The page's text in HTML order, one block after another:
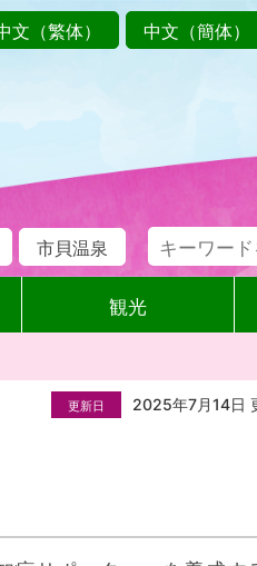
文（繁体） 中文（簡体）
市貝温泉
観光
更新日 2025年7月14日